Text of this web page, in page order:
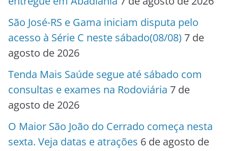
São José-RS e Gama iniciam disputa pelo
acesso à Série C neste sábado(08/08) 7 de
agosto de 2026
Tenda Mais Saúde segue até sábado com
consultas e exames na Rodoviária 7 de
agosto de 2026
O Maior São João do Cerrado começa nesta
sexta. Veja datas e atrações 6 de agosto de